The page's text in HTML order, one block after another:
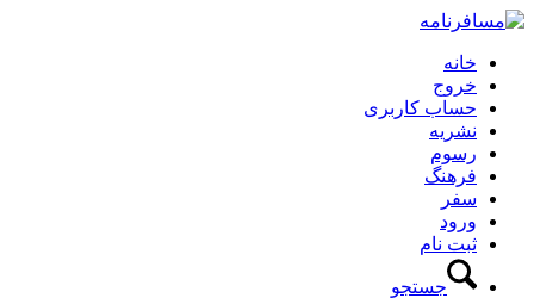
خانه
خروج
حساب کاربری
نشریه
رسوم
فرهنگ
سفر
ورود
ثبت نام
جستجو